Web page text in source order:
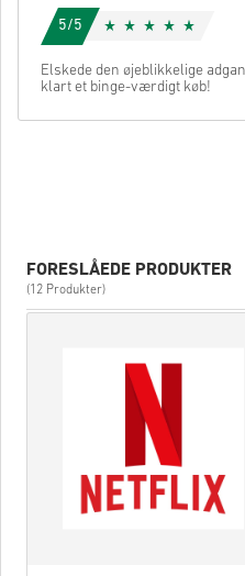
5/5
Elskede den øjeblikkelige
klart et binge-værdigt køb!
FORESLÅEDE PRODUKTER
(12 Produkter)